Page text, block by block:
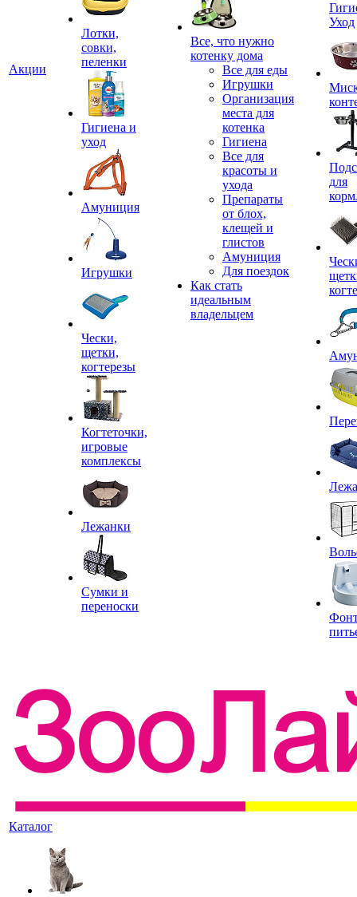
Акции
Лотки,
совки,
пеленки
Гигиена и
уход
Амуниция
Игрушки
Чески,
щетки,
когтерезы
Когтеточки,
игровые
комплексы
Лежанки
Сумки и
переноски
Все, что нужно
котенку дома
Все для еды
Игрушки
Организация
места для
котенка
Гигиена
Все для
красоты и
ухода
Препараты
от блох,
клещей и
глистов
Амуниция
Для поездок
Как стать
идеальным
владельцем
Уход
для
Каталог